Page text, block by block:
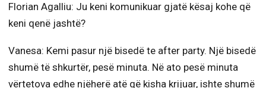
Florian Agalliu: Ju keni komunikuar gjatë kësaj kohe që
keni qenë jashtë?
Vanesa: Kemi pasur një bisedë te after party. Një bisedë
shumë të shkurtër, pesë minuta. Në ato pesë minuta
vërtetova edhe njëherë atë që kisha krijuar, ishte shumë